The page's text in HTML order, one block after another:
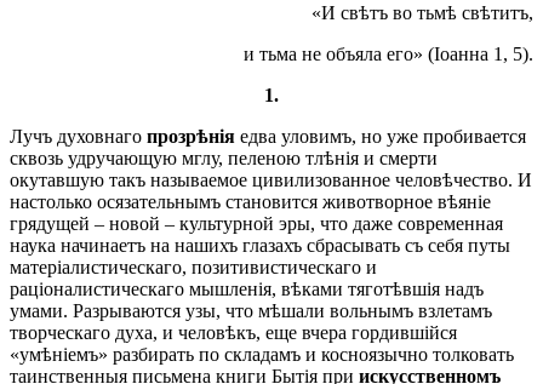
«И свѣтъ во тьмѣ свѣтитъ,
и тьма не объяла его» (Іоанна 1, 5).
1.
Лучъ духовнаго прозрѣнія едва уловимъ, но уже пробивается
сквозь удручающую мглу, пеленою тлѣнія и смерти
окутавшую такъ называемое цивилизованное человѣчество. И
настолько осязательнымъ становится животворное вѣяніе
грядущей – новой – культурной эры, что даже современная
наука начинаетъ на нашихъ глазахъ сбрасывать съ себя путы
матеріалистическаго, позитивистическаго и
раціоналистическаго мышленія, вѣками тяготѣвшія надъ
умами. Разрываются узы, что мѣшали вольнымъ взлетамъ
творческаго духа, и человѣкъ, еще вчера гордившійся
«умѣніемъ» разбирать по складамъ и косноязычно толковать
таинственныя письмена книги Бытія при искусственномъ